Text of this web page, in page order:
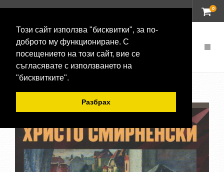
Този сайт използва "бисквитки", за по-
доброто му функциониране. С
посещението на този сайт, вие се
съгласявате с използването на
"бисквитките".
Разбрах
0
-20 %